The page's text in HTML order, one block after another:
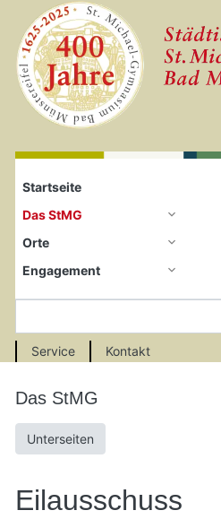
Zum Seiteninhalt springen
Startseite
Startseite
Das StMG
Orte
Engagement
Service Kontakt
Das StMG
Unterseiten
Eilausschuss